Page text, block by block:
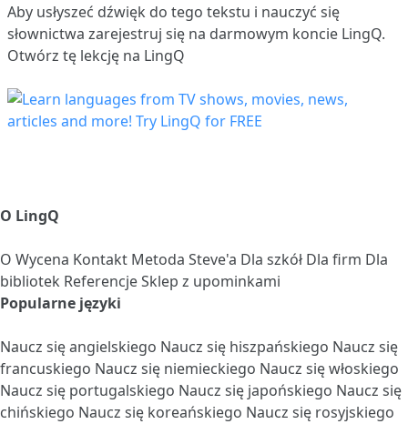
Aby usłyszeć dźwięk do tego tekstu i nauczyć się
słownictwa zarejestruj się na darmowym koncie LingQ.
Otwórz tę lekcję na LingQ
O LingQ
O Wycena Kontakt Metoda Steve'a Dla szkół Dla firm Dla
bibliotek ReferencjeSklep z upominkami
Popularne języki
Naucz się angielskiego Naucz się hiszpańskiego Naucz się
francuskiego Naucz się niemieckiego Naucz się włoskiego
Naucz się portugalskiego Naucz się japońskiego Naucz się
chińskiego Naucz się koreańskiego Naucz się rosyjskiego